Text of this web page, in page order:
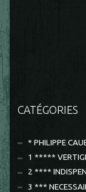
CATÉGORIES
* PHILIPPE
1 *****
2 ****
3 ***